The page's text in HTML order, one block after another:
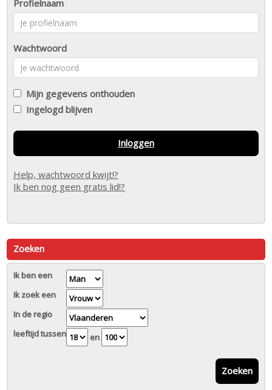
Profielnaam
Wachtwoord
Mijn gegevens onthouden
Ingelogd blijven
Inloggen
Help, wachtwoord kwijt!?
Ik ben nog geen gratis lid!?
Zoeken
Ik ben een
Ik zoek een
In de regio
leeftijd tussen
en
Zoeken